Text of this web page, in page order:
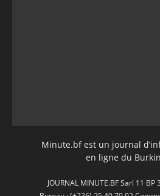
Minute.bf est un journal
en ligne du
JOURNAL MINUTE.BF Sarl 11